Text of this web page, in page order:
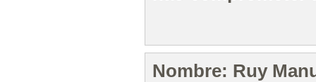
Nombre: Ruy